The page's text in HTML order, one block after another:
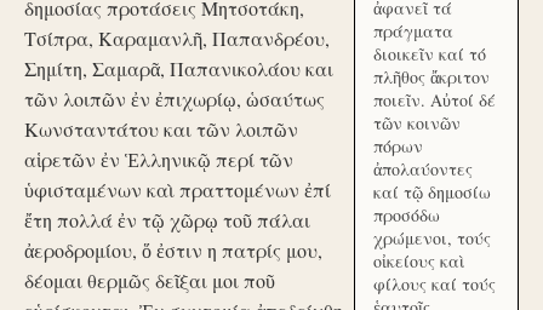
δημοσίας προτάσεις Μητσοτάκη,
Τσίπρα, Καραμανλῆ, Παπανδρέου,
Σημίτη, Σαμαρᾶ, Παπανικολάου και
τῶν λοιπῶν ἐν ἐπιχωρίῳ, ὡσαύτως
Κωνσταντάτου και τῶν λοιπῶν
αἱρετῶν ἐν Ἑλληνικῷ περί τῶν
ὑφισταμένων καὶ πραττομένων ἐπί
ἔτη πολλά ἐν τῷ χῶρῳ τοῦ πάλαι
ἀεροδρομίου, ὅ ἐστιν η πατρίς μου,
δέομαι θερμῶς δεῖξαι μοι ποῦ
ἀφανεῖ τά
πράγματα
διοικεῖν καί τό
πλῆθος ἄκριτον
ποιεῖν. Αὐτοί δέ
τῶν κοινῶν
πόρων
ἀπολαύοντες
καί τῷ δημοσίω
προσόδω
χρώμενοι, τούς
οἰκείους καὶ
φίλους καί τούς